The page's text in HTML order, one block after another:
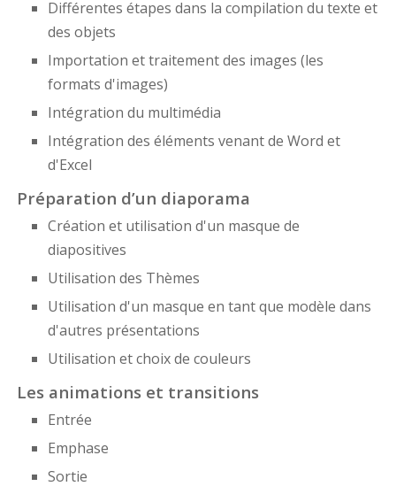
Différentes étapes dans la compilation du texte et
des objets
Importation et traitement des images (les
formats d'images)
Intégration du multimédia
Intégration des éléments venant de Word et
d'Excel
Préparation d’un diaporama
Création et utilisation d'un masque de
diapositives
Utilisation des Thèmes
Utilisation d'un masque en tant que modèle dans
d'autres présentations
Utilisation et choix de couleurs
Les animations et transitions
Entrée
Emphase
Sortie